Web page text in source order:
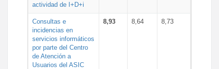
actividad de I+D+i
Consultas e
incidencias en
servicios informáticos
por parte del Centro
de Atención a
Usuarios del ASIC
8,93 8,64 8,73